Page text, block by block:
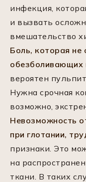
инфекция,
и вызвать
вмешательство
Боль, которая не
обезболивающих
вероятен
Нужна срочная
возможно,
Невозможность
при глотании,
признаки. Это
на
ткани. В таких